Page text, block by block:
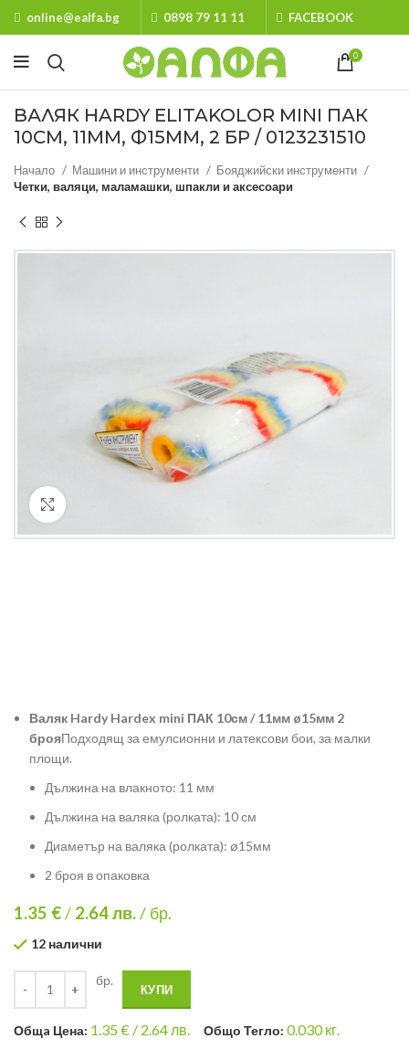
online@ealfa.bg 0898 79 11 11 FACEBOOK
0
ВАЛЯК HARDY ELITAKOLOR MINI ПАК
10СМ, 11ММ, Ф15ММ, 2 БР / 0123231510
Начало Машини и инструменти
Бояджийски инструменти
Четки, валяци, маламашки, шпакли и аксесоари
Валяк Hardy Hardex mini ПАК 10см / 11мм ø15мм 2
брояПодходящ за емулсионни и латексови бои, за малки
площи.
Дължина на влакното: 11 мм
Дължина на валяка (ролката): 10 см
Диаметър на валяка (ролката): ø15мм
2 броя в опаковка
1.35 €/ 2.64лв./ бр.
12 налични
бр.
КУПИ
Общa Цена: 1.35€ / 2.64 лв. Общо Тегло: 0.030кг.